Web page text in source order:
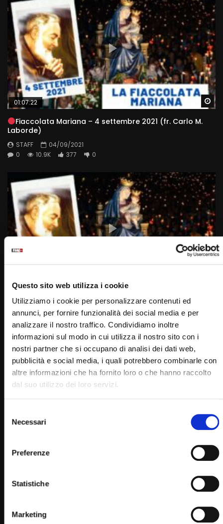
Questo sito web utilizza i cookie
Utilizziamo i cookie per personalizzare contenuti ed
annunci, per fornire funzionalità dei social media e per
analizzare il nostro traffico. Condividiamo inoltre
informazioni sul modo in cui utilizza il nostro sito con i
nostri partner che si occupano di analisi dei dati web,
pubblicità e social media, i quali potrebbero combinarle con
altre informazioni che ha fornito loro o che hanno raccolto
dal suo utilizzo dei loro servizi.
delNecessari
Preferenze
Statistiche
Marketing
01:07:22
Fiaccolata Mariana – 4 settembre 2021 (fr. Carlo M.
Laborde)
STAFF
04/09/2021
0
10.9K 377 0
01:08:47
Fiaccolata Mariana – 4 giugno 2022 (fr. Rinaldo
Totaro)
STAFF
04/06/2022
0
10.7K 415 0
Fiaccolata Mariana – 12 giugno 2021 (fr. Rinaldo
0
10.7K